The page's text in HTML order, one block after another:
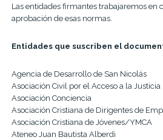
Las entidades firmantes trabajaremos en
aprobación de esas normas.
Entidades que suscriben el
Agencia de Desarrollo de San Nicolás
Asociación Civil por el Acceso a la Justicia
Asociación Conciencia
Asociación Cristiana de Dirigentes de
Asociación Cristiana de Jóvenes/YMCA
Ateneo Juan Bautista Alberdi